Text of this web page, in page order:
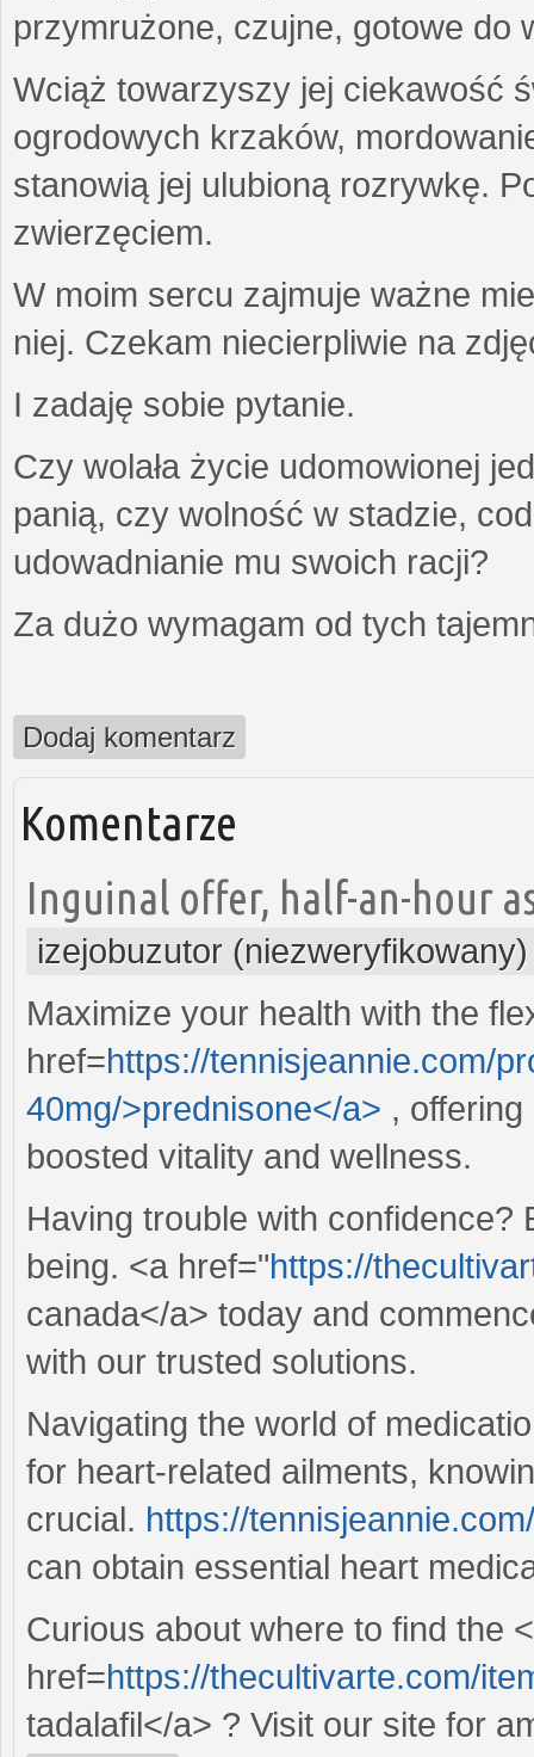
przymrużone, czujne, gotowe do
Wciąż towarzyszy jej ciekawość
ogrodowych krzaków,
stanowią jej ulubioną rozrywkę.
zwierzęciem.
W moim sercu zajmuje ważne
niej. Czekam niecierpliwie na
I zadaję sobie pytanie.
Czy wolała życie udomowionej
panią, czy wolność w stadzie,
udowadnianie mu swoich racji?
Za dużo wymagam od tych
Dodaj komentarz
Komentarze
Inguinal offer, half-an-hour
izejobuzutor (niezweryfikowany)
Maximize your health with the
href=https://tennisjeannie.com/
40mg/>prednisone</a> ,
boosted vitality and wellness.
Having trouble with
being. <a href="https://
canada</a> today and
with our trusted solutions.
Navigating the world of
for heart-related ailments,
crucial. https://
can obtain essential heart
Curious about where to find the
href=https://thecultivarte.com/
tadalafil</a> ? Visit our site for